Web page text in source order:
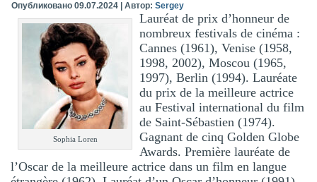
Опубликовано 09.07.2024 |Автор: Sergey
Sophia Loren
Lauréat de prix d’honneur de
nombreux festivals de cinéma :
Cannes (1961), Venise (1958,
1998, 2002), Moscou (1965,
1997), Berlin (1994). Lauréate
du prix de la meilleure actrice
au Festival international du film
de Saint-Sébastien (1974).
Gagnant de cinq Golden Globe
Awards. Première lauréate de
l’Oscar de la meilleure actrice dans un film en langue